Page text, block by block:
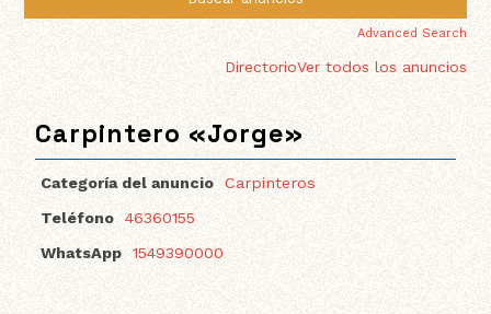
Advanced Search
DirectorioVer todos los anuncios
Carpintero «Jorge»
Categoría del anuncio
Carpinteros
Teléfono
46360155
WhatsApp
1549390000